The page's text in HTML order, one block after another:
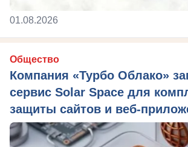
01.08.2026
Общество
Компания «Турбо Облако»
сервис Solar Space для
защиты сайтов и веб-